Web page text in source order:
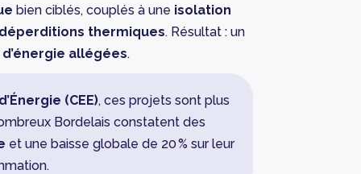
bien ciblés, couplés à une isolation
thermiques. Résultat : un
allégées.
(CEE), ces projets sont plus
Bordelais constatent des
et une baisse globale de 20 % sur leur